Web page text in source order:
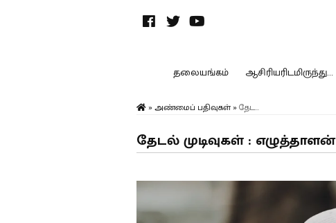
தலையங்கம் ஆசிரியரிடமிருந்து...
» அண்மைப் பதிவுகள்» தேட...
தேடல் முடிவுகள் : எழுத்தாளன்